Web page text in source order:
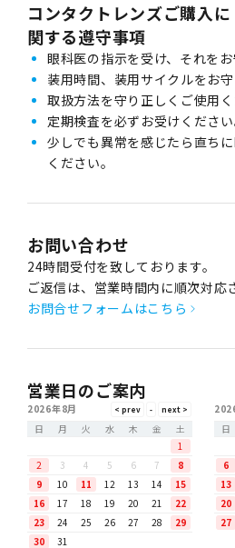
コンタクトレンズご購入に
関する遵守事項
眼科医の指示を受け、それをお
装用時間、装用サイクルをお守
取扱方法を守り正しくご使用く
定期検査を必ずお受けください
少しでも異常を感じたら直ち
ください。
お問い合わせ
24時間受付を致しております。
ご返信は、営業時間内に順次対応
お問合せフォームはこちら
営業日のご案内
2026年8月
日
月 火 水 木 金
土
1
2
3 4 5 6 7
8
9
10 11 12 13 14
15
16
17 18 19 20 21
22
23
24 25 26 27 28
29
30
31
日
6
13
20
27